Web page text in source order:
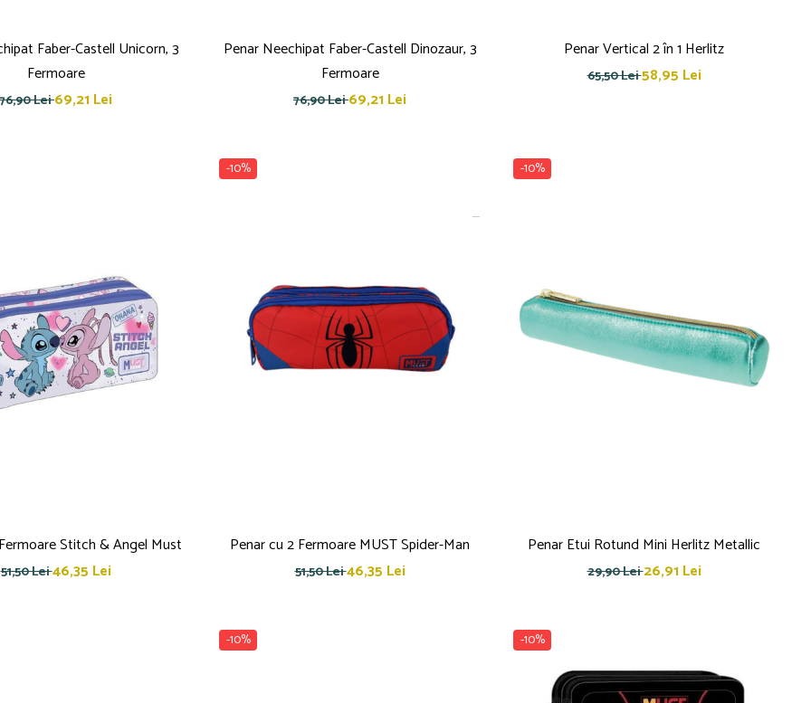
Faber-Castell Unicorn, 3
Fermoare
76,90 Lei69,21 Lei
Penar Neechipat Faber-Castell Dinozaur, 3
Fermoare
76,90 Lei69,21 Lei
Penar Vertical 2 în 1 Herlitz
65,50 Lei58,95 Lei
Stitch & Angel Must
51,50 Lei46,35 Lei
-10%
Penar cu 2 Fermoare MUST Spider-Man
51,50 Lei46,35 Lei
-10%
Penar Etui Rotund Mini Herlitz Metallic
29,90 Lei26,91 Lei
-10% -10%